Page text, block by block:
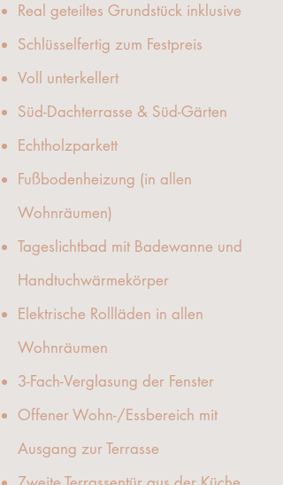
Real geteiltes Grundstück inklusive
Schlüsselfertig zum Festpreis
Voll unterkellert
Süd-Dachterrasse & Süd-Gärten
Echtholzparkett
Fußbodenheizung (in allen
Wohnräumen)
Tageslichtbad mit Badewanne und
Handtuchwärmekörper
Elektrische Rollläden in allen
Wohnräumen
3-Fach-Verglasung der Fenster
Offener Wohn-/Essbereich mit
Ausgang zur Terrasse